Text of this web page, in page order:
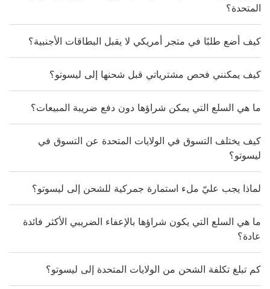
المتحدة؟
كيف أضع طلبًا في متجر أمريكي لا يقبل البطاقات الأجنبية؟
كيف يمكنني فحص مشترياتي قبل شحنها إلى ليسوتو؟
ما هي السلع التي يمكن شراؤها دون دفع ضريبة المبيعات؟
كيف يختلف التسوق في الولايات المتحدة عن التسوق في
ليسوتو؟
لماذا يجب عليّ ملء استمارة جمركية للشحن إلى ليسوتو؟
ما هي السلع التي يكون شراؤها بالإعفاء الضريبي الأكثر فائدة
عادة؟
كم تبلغ تكلفة الشحن من الولايات المتحدة إلى ليسوتو؟